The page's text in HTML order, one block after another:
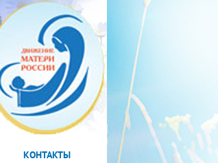
КОНТАКТЫ